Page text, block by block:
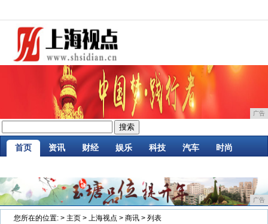
广告
首页 资讯 财经 娱乐 科技 汽车 时尚
广告
您所在的位置: > 主页 > 上海视点 > 商讯 > 列表